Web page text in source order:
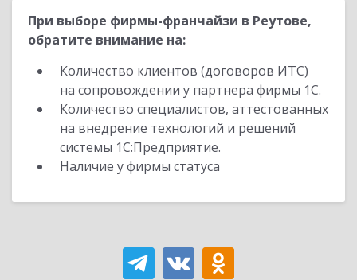
При выборе фирмы-франчайзи в Реутове,
обратите внимание на:
Количество клиентов (договоров ИТС)
на сопровождении у партнера фирмы 1С.
Количество специалистов, аттестованных
на внедрение технологий и решений
системы 1С:Предприятие.
Наличие у фирмы статуса